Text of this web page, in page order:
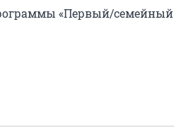
«Первый/семейный